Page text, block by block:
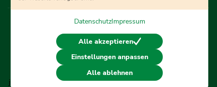
Vertrag widerrufen
© 2026 Ausbildungspark Verlag. Alle Rechte vorbehalten.
j
DatenschutzImpressum
Alle akzeptieren
Einstellungen anpassen
Alle ablehnen